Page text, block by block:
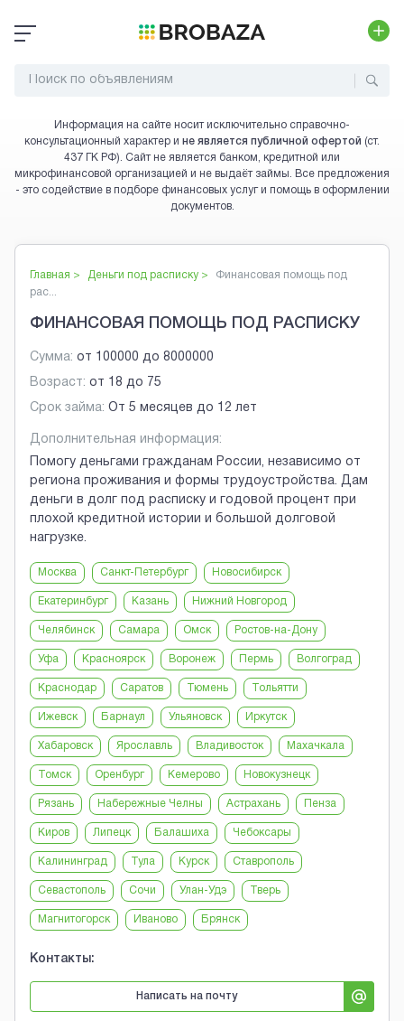
Информация на сайте носит исключительно справочно-
консультационный характер и не является публичной офертой (ст.
437 ГК РФ). Сайт не является банком, кредитной или
микрофинансовой организацией и не выдаёт займы. Все предложения
- это содействие в подборе финансовых услуг и помощь в оформлении
документов.
Главная > Деньги под расписку >
Финансовая помощь под
рас...
ФИНАНСОВАЯ ПОМОЩЬ ПОД РАСПИСКУ
Сумма: от 100000 до 8000000
Возраст: от 18 до 75
Срок займа: От 5 месяцев до 12 лет
Дополнительная информация:
Помогу деньгами гражданам России, независимо от
региона проживания и формы трудоустройства. Дам
деньги в долг под расписку и годовой процент при
плохой кредитной истории и большой долговой
нагрузке.
Москва Санкт-Петербург Новосибирск
Екатеринбург Казань Нижний Новгород
Челябинск Самара Омск Ростов-на-Дону
Уфа Красноярск Воронеж Пермь Волгоград
Краснодар Саратов Тюмень Тольятти
Ижевск Барнаул Ульяновск Иркутск
Хабаровск Ярославль Владивосток Махачкала
Томск Оренбург Кемерово Новокузнецк
Рязань Набережные Челны Астрахань Пенза
Киров Липецк Балашиха Чебоксары
Калининград Тула Курск Ставрополь
Севастополь Сочи Улан-Удэ Тверь
Магнитогорск Иваново Брянск
Контакты:
Написать на почту